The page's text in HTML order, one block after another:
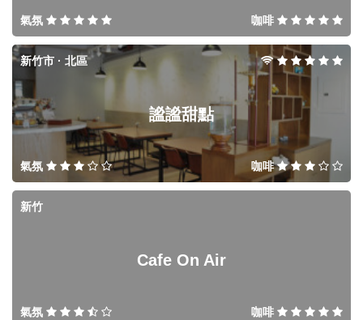
氣氛 咖啡
謐謐甜點
新竹市 · 北區
氣氛 咖啡
Cafe On Air
新竹
氣氛 咖啡